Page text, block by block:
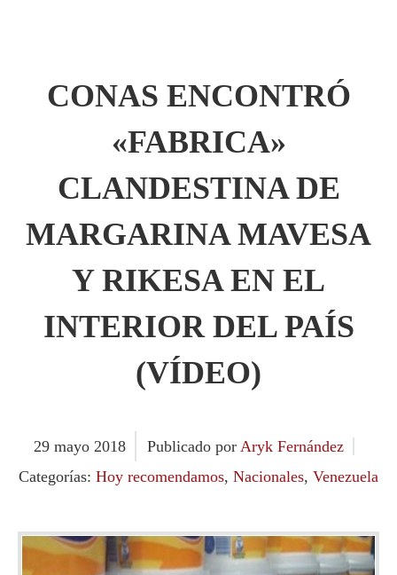
CONAS ENCONTRÓ
«FABRICA»
CLANDESTINA DE
MARGARINA MAVESA
Y RIKESA EN EL
INTERIOR DEL PAÍS
(VÍDEO)
29 mayo 2018 Publicado por Aryk Fernández
Categorías: Hoy recomendamos, Nacionales, Venezuela